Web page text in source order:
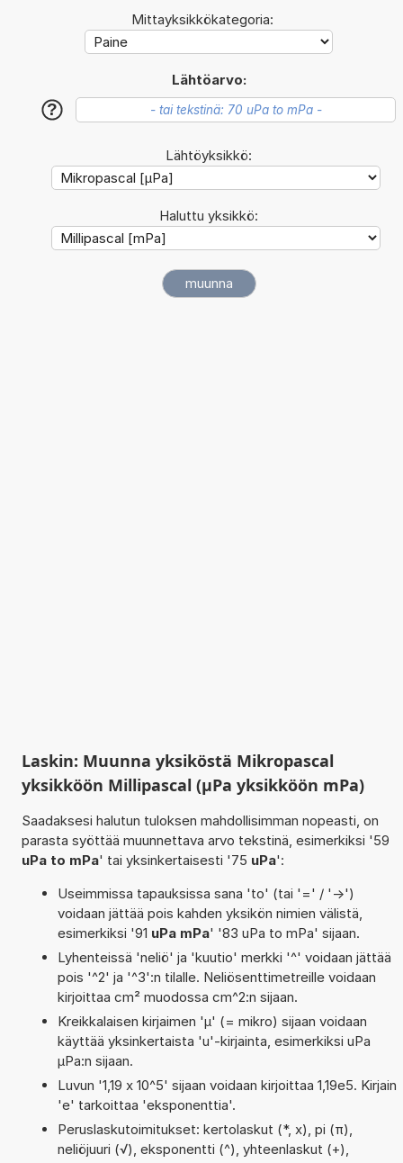
Mittayksikkökategoria:
Lähtöarvo:
?
Lähtöyksikkö:
Haluttu yksikkö:
Laskin: Muunna yksiköstä Mikropascal
yksikköön Millipascal (µPa yksikköön mPa)
Saadaksesi halutun tuloksen mahdollisimman nopeasti, on
parasta syöttää muunnettava arvo tekstinä, esimerkiksi '59
uPa to mPa' tai yksinkertaisesti '75 uPa':
Useimmissa tapauksissa sana 'to' (tai '=' / '->')
voidaan jättää pois kahden yksikön nimien välistä,
esimerkiksi '91 uPa mPa' '83 uPa to mPa' sijaan.
Lyhenteissä 'neliö' ja 'kuutio' merkki '^' voidaan jättää
pois '^2' ja '^3':n tilalle. Neliösenttimetreille voidaan
kirjoittaa cm² muodossa cm^2:n sijaan.
Kreikkalaisen kirjaimen 'µ' (= mikro) sijaan voidaan
käyttää yksinkertaista 'u'-kirjainta, esimerkiksi uPa
µPa:n sijaan.
Luvun '1,19 x 10^5' sijaan voidaan kirjoittaa 1,19e5. Kirjain
'e' tarkoittaa 'eksponenttia'.
Peruslaskutoimitukset: kertolaskut (*, x), pi (π),
neliöjuuri (√), eksponentti (^), yhteenlaskut (+),